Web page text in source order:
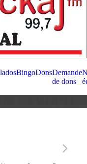
BingoDonsDemande
de dons